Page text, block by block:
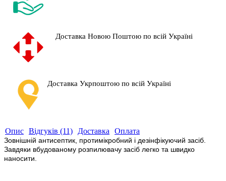
Доставка Новою Поштою по всій Україні
Доставка Укрпоштою по всій Україні
Опис Відгуків (11) Доставка Оплата
Зовнішній антисептик, протимікробний і дезінфікуючий засіб.
Завдяки вбудованому розпилювачу засіб легко та швидко
наносити.